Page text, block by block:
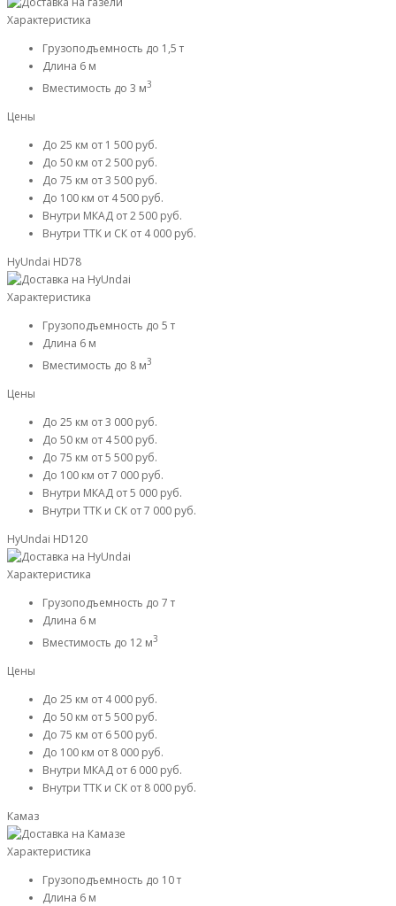
Характеристика
Грузоподъемность до 1,5 т
Длина 6 м
Вместимость до 3 м3
Цены
До 25 км от 1 500 руб.
До 50 км от 2 500 руб.
До 75 км от 3 500 руб.
До 100 км от 4 500 руб.
Внутри МКАД от 2 500 руб.
Внутри ТТК и СК от 4 000 руб.
HyUndai HD78
Характеристика
Грузоподъемность до 5 т
Длина 6 м
Вместимость до 8 м3
Цены
До 25 км от 3 000 руб.
До 50 км от 4 500 руб.
До 75 км от 5 500 руб.
До 100 км от 7 000 руб.
Внутри МКАД от 5 000 руб.
Внутри ТТК и СК от 7 000 руб.
HyUndai HD120
Характеристика
Грузоподъемность до 7 т
Длина 6 м
Вместимость до 12 м3
Цены
До 25 км от 4 000 руб.
До 50 км от 5 500 руб.
До 75 км от 6 500 руб.
До 100 км от 8 000 руб.
Внутри МКАД от 6 000 руб.
Внутри ТТК и СК от 8 000 руб.
Камаз
Характеристика
Грузоподъемность до 10 т
Длина 6 м